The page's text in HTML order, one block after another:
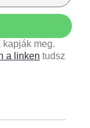
meg.
a linken tudsz